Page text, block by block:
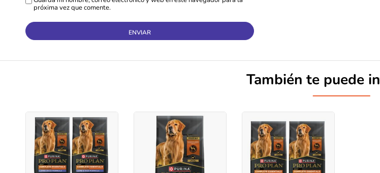
próxima vez que comente.
También te puede